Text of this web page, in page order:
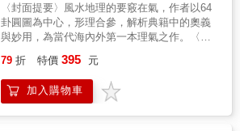
〈封面提要〉風水地理的要竅在氣，作者以64
卦圓圖為中心，形理合參，解析典籍中的奧義
與妙用，為當代海內外第一本理氣之作。〈推
老夫子（ 西元 1916-2015 年），上課的用書與
筆者的筆記為準，同時也包含恩師口述的修正
與舉例。其他文獻部分，參考百度百科。本書
79 折 特價 395 元
加入購物車